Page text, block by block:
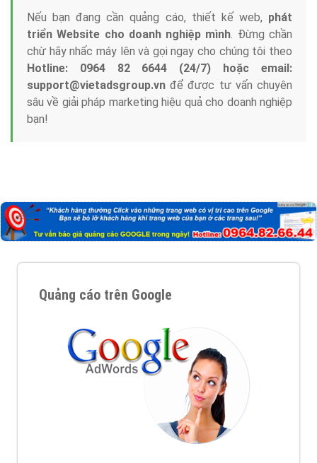
Nếu bạn đang cần quảng cáo, thiết kế web, phát
triển Website cho doanh nghiệp mình. Đừng chần
chừ hãy nhấc máy lên và gọi ngay cho chúng tôi theo
Hotline: 0964 82 6644 (24/7) hoặc email:
support@vietadsgroup.vn để được tư vấn chuyên
sâu về giải pháp marketing hiệu quả cho doanh nghiệp
bạn!
Quảng cáo trên Google